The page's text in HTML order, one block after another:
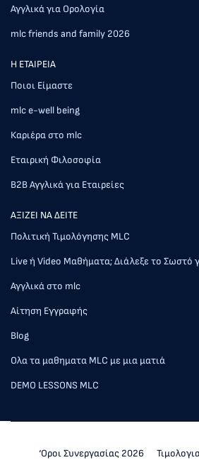
Αγγλικά για Ορολογία
mlc friends and family 2026
Η ΕΤΑΙΡΕΙΑ
Ποιοι Είμαστε
mlc e-well being
Καριέρα στο mlc
Εταιρική Φιλοσοφία
Β2Β Αγγλικά για Εταιρείες
AΞΙΖΕΙ ΝΑ ΔΕΙΤΕ
Πολιτική Τιμολόγησης MLC
Live ή Video Μαθήματα; Διάλεξε το Σωστό
Αγγλικά στο mlc
Αίτηση Εγγραφής
Blog
Ολα τα μαθηματα MLC με μια ματιά
DEMO LESSONS MLC
‘Οροι Συνεργασίας 2026